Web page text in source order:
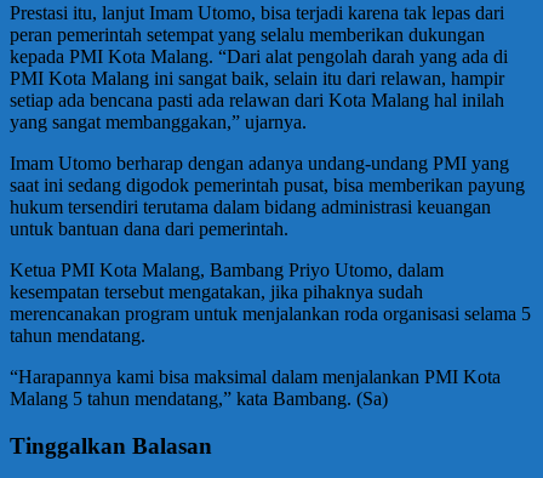
Prestasi itu, lanjut Imam Utomo, bisa terjadi karena tak lepas dari
peran pemerintah setempat yang selalu memberikan dukungan
kepada PMI Kota Malang. “Dari alat pengolah darah yang ada di
PMI Kota Malang ini sangat baik, selain itu dari relawan, hampir
setiap ada bencana pasti ada relawan dari Kota Malang hal inilah
yang sangat membanggakan,” ujarnya.
Imam Utomo berharap dengan adanya undang-undang PMI yang
saat ini sedang digodok pemerintah pusat, bisa memberikan payung
hukum tersendiri terutama dalam bidang administrasi keuangan
untuk bantuan dana dari pemerintah.
Ketua PMI Kota Malang, Bambang Priyo Utomo, dalam
kesempatan tersebut mengatakan, jika pihaknya sudah
merencanakan program untuk menjalankan roda organisasi selama 5
tahun mendatang.
“Harapannya kami bisa maksimal dalam menjalankan PMI Kota
Malang 5 tahun mendatang,” kata Bambang. (Sa)
Tinggalkan Balasan